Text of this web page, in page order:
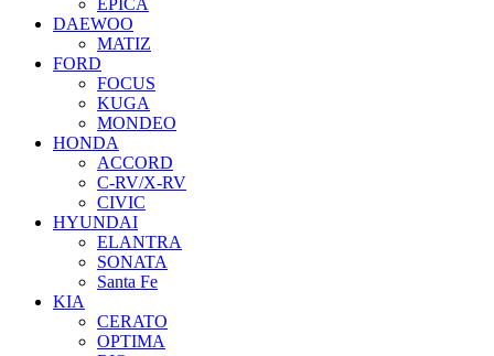
EPICA
DAEWOO
MATIZ
FORD
FOCUS
KUGA
MONDEO
HONDA
ACCORD
C-RV/X-RV
CIVIC
HYUNDAI
ELANTRA
SONATA
Santa Fe
KIA
CERATO
OPTIMA